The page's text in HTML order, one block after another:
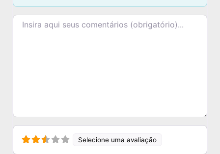
Texto do comentário
Selecione uma avaliação